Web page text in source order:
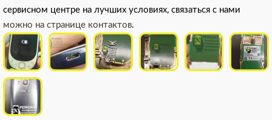
сервисном центре на лучших условиях, связаться с нами
можно на странице контактов.